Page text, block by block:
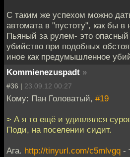
С таким же успехом можно
автомата в "пустоту", как бы в
Пьяный за рулем- это опасный
убийство при подобных
иное как предумышленное
Kommienezuspadt »
#36 | 23.09.12 00:27
Кому: Пан Головатый, #19
> А я то ещё и удивлялся
Поди, на поселении сидит.
Ага. http://tinyurl.com/c5mlvgq -